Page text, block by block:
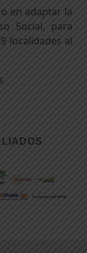
en adaptar la
Social, para
localidades al